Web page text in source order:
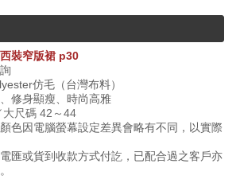
裝窄版裙 p30
仿毛（台灣布料）
修身顯瘦、時尚高雅
尺碼 42～44
色因電腦螢幕設定差異會略有不同，以實際
匯或貨到收款方式付訖，已配合過之客戶亦